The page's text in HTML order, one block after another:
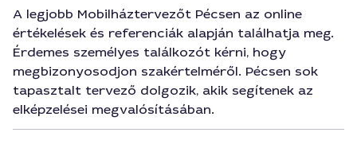
A legjobb Mobilháztervezőt Pécsen az online
értékelések és referenciák alapján találhatja meg.
Érdemes személyes találkozót kérni, hogy
megbizonyosodjon szakértelméről. Pécsen sok
tapasztalt tervező dolgozik, akik segítenek az
elképzelései megvalósításában.